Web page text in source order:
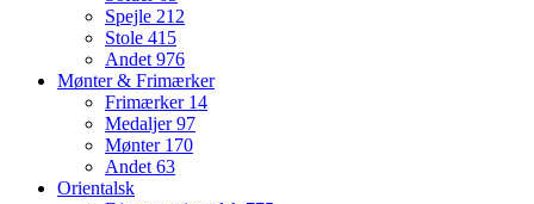
Spejle 212
Stole 415
Andet 976
Mønter & Frimærker
Frimærker 14
Medaljer97
Mønter 170
Andet 63
Orientalsk